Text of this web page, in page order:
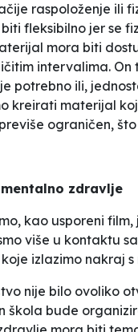
raspoloženje ili
fleksibilno jer se
mora biti
intervalima.
potrebno ili,
kreirati materijal
ograničen,
zdravlje
kao usporeni
više u kontaktu
izlazimo nakraj s
nije bilo ovoliko
škola bude